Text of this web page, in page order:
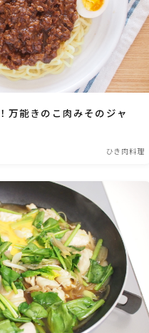
洋菓子 (冷菓)
洋菓子 (その他)
和菓子
マクロビスイーツ・
パン・パンケーキ・ス
クサレ・粉もの
米/ご飯料理・もち料理
麺料理(パスタ・うど
ど)
万能きのこ肉みそのジャ
ひき肉料理